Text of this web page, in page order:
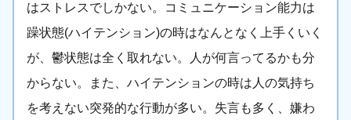
はストレスでしかない。コミュニケーション能力は
躁状態(ハイテンション)の時はなんとなく上手くいく
が、鬱状態は全く取れない。人が何言ってるかも分
からない。また、ハイテンションの時は人の気持ち
を考えない突発的な行動が多い。失言も多く、嫌わ